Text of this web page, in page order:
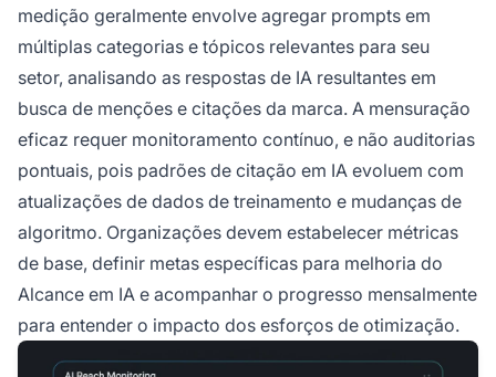
medição geralmente envolve agregar prompts em
múltiplas categorias e tópicos relevantes para seu
setor, analisando as respostas de IA resultantes em
busca de menções e citações da marca. A mensuração
eficaz requer monitoramento contínuo, e não auditorias
pontuais, pois padrões de citação em IA evoluem com
atualizações de dados de treinamento e mudanças de
algoritmo. Organizações devem estabelecer métricas
de base, definir metas específicas para melhoria do
Alcance em IA e acompanhar o progresso mensalmente
para entender o impacto dos esforços de otimização.